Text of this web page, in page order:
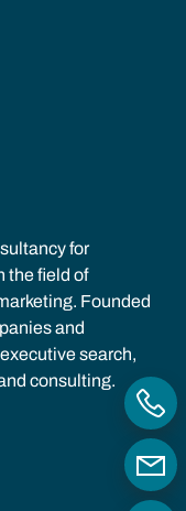
for
the field of
Founded
and
search,
consulting.